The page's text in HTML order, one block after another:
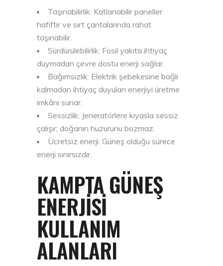
Taşınabilirlik: Katlanabilir paneller
hafiftir ve sırt çantalarında rahat
taşınabilir.
Sürdürülebilirlik: Fosil yakıta ihtiyaç
duymadan çevre dostu enerji sağlar.
Bağımsızlık: Elektrik şebekesine bağlı
kalmadan ihtiyaç duyulan enerjiyi üretme
imkânı sunar.
Sessizlik: Jeneratörlere kıyasla sessiz
çalışır; doğanın huzurunu bozmaz.
Ücretsiz enerji: Güneş olduğu sürece
enerji sınırsızdır.
KAMPTA GÜNEŞ
ENERJISI
KULLANIM
ALANLARI